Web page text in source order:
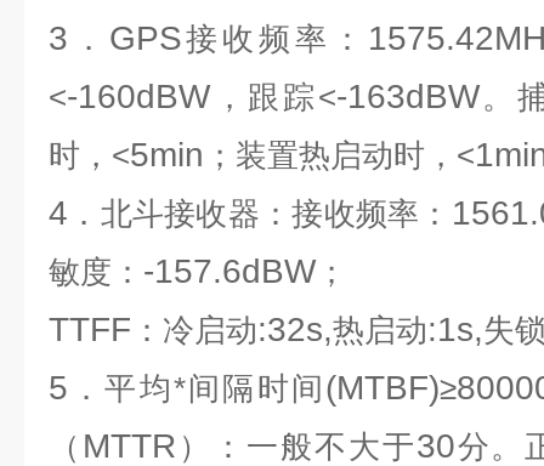
3 ． GPS接收频率：
<-160dBW，跟踪<-163dBW。
时，<5min ；装置热启动时，<
4 ．北斗接收器：接收频率 ：
敏度： -157.6dBW；
TTFF ：冷启动:32s,热启动:1s,失
5 ．平均*间隔时间(MTBF)≥
（ MTTR ）：一般不大于30分。